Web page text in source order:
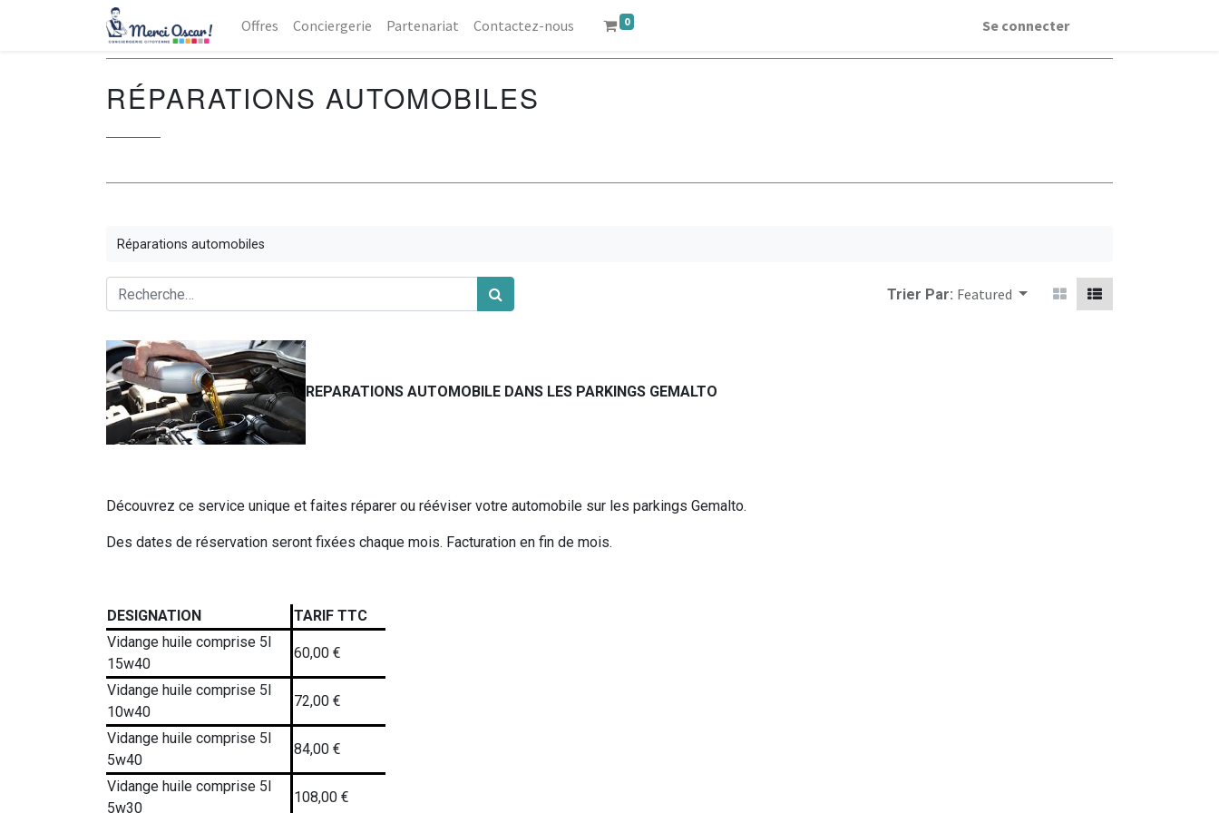
Offres Conciergerie Partenariat Contactez-nous 0 Se connecter
RÉPARATIONS AUTOMOBILES
Réparations automobiles
Trier Par: Featured
REPARATIONS AUTOMOBILE DANS LES PARKINGS GEMALTO
Découvrez ce service unique et faites réparer ou rééviser votre automobile sur les parkings Gemalto.
Des dates de réservation seront fixées chaque mois. Facturation en fin de mois.
DESIGNATION
TARIF TTC
Vidange huile comprise 5l
15w40
60,00 €
Vidange huile comprise 5l
10w40
72,00 €
Vidange huile comprise 5l
5w40
84,00 €
Vidange huile comprise 5l
5w30
108,00 €